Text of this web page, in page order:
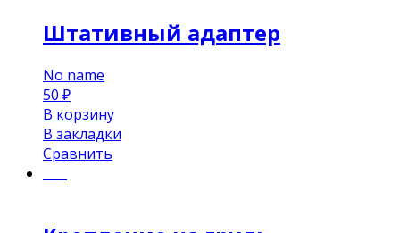
Штативный адаптер
No name
50 ₽
В корзину
В закладки
Сравнить